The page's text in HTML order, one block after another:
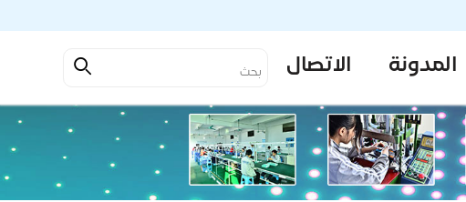
المدونة الاتصال